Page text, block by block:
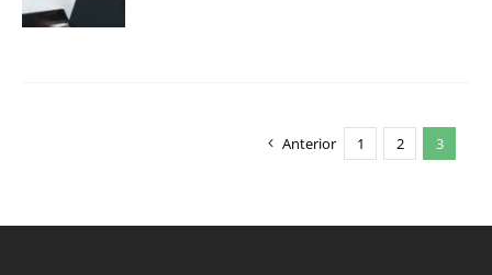
Anterior 1 2 3